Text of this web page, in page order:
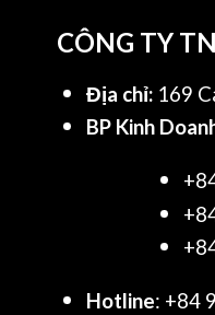
CÔNG TY
Địa chỉ: 169
BP Kinh
Hotline: +84